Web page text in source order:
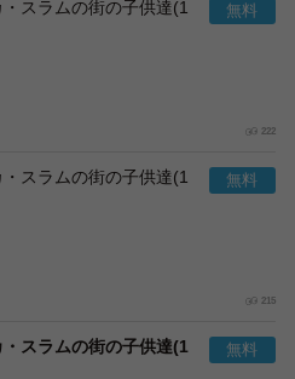
スラムの街の子供達(1
222
スラムの街の子供達(1
215
スラムの街の子供達(1